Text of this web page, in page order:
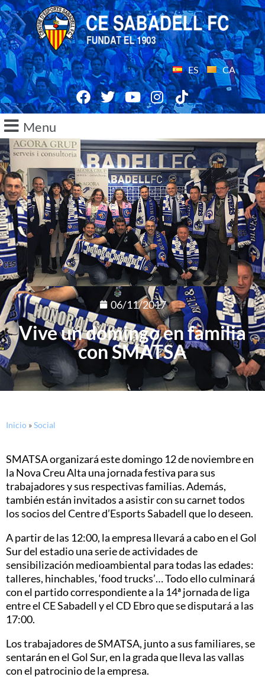
ES CA
Menu
06/11/2017
Vive un domingo en familia
con SMATSA
Inicio »Social
SMATSA organizará este domingo 12 de noviembre en
la Nova Creu Alta una jornada festiva para sus
trabajadores y sus respectivas familias. Además,
también están invitados a asistir con su carnet todos
los socios del Centre d’Esports Sabadell que lo deseen.
A partir de las 12:00, la empresa llevará a cabo en el Gol
Sur del estadio una serie de actividades de
sensibilización medioambiental para todas las edades:
talleres, hinchables, ‘food trucks’… Todo ello culminará
con el partido correspondiente a la 14ª jornada de liga
entre el CE Sabadell y el CD Ebro que se disputará a las
17:00.
Los trabajadores de SMATSA, junto a sus familiares, se
sentarán en el Gol Sur, en la grada que lleva las vallas
con el patrocinio de la empresa.